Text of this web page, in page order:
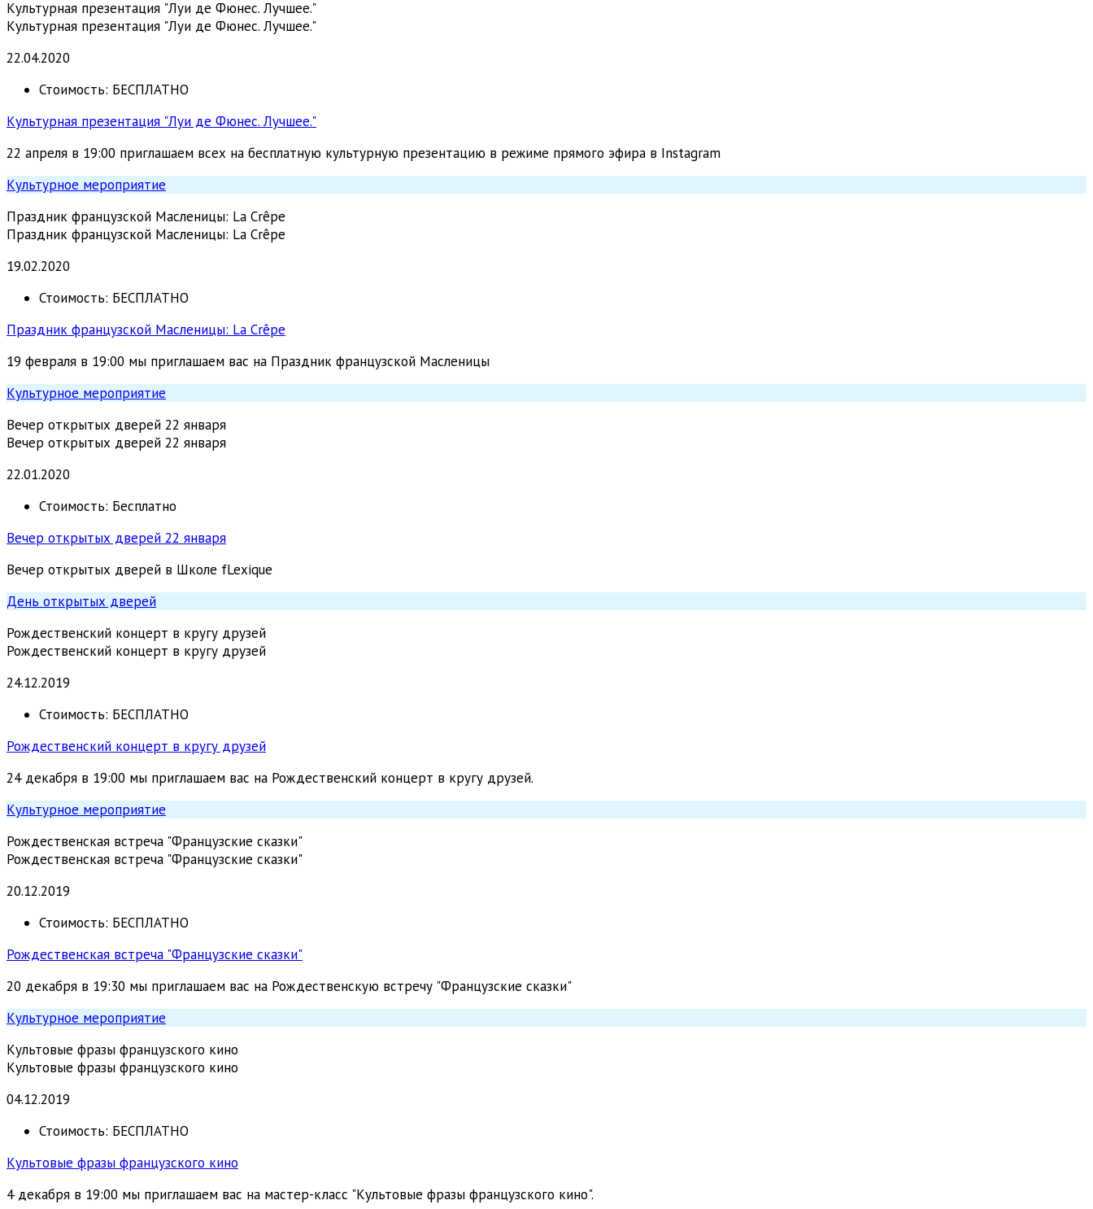
Культурная презентация "Луи де Фюнес. Лучшее."
Культурная презентация "Луи де Фюнес. Лучшее."
22.04.2020
Стоимость: БЕСПЛАТНО
Культурная презентация "Луи де Фюнес. Лучшее."
22 апреля в 19:00 приглашаем всех на бесплатную культурную презентацию в режиме прямого эфира в Instagram
Культурное мероприятие
Праздник французской Масленицы: La Crêpe
Праздник французской Масленицы: La Crêpe
19.02.2020
Стоимость: БЕСПЛАТНО
Праздник французской Масленицы: La Crêpe
19 февраля в 19:00 мы приглашаем вас на Праздник французской Масленицы
Культурное мероприятие
Вечер открытых дверей 22 января
Вечер открытых дверей 22 января
22.01.2020
Стоимость: Бесплатно
Вечер открытых дверей 22 января
Вечер открытых дверей в Школе fLexique
День открытых дверей
Рождественский концерт в кругу друзей
Рождественский концерт в кругу друзей
24.12.2019
Стоимость: БЕСПЛАТНО
Рождественский концерт в кругу друзей
24 декабря в 19:00 мы приглашаем вас на Рождественский концерт в кругу друзей.
Культурное мероприятие
Рождественская встреча "Французские сказки"
Рождественская встреча "Французские сказки"
20.12.2019
Стоимость: БЕСПЛАТНО
Рождественская встреча "Французские сказки"
20 декабря в 19:30 мы приглашаем вас на Рождественскую встречу "Французские сказки"
Культурное мероприятие
Культовые фразы французского кино
Культовые фразы французского кино
04.12.2019
Стоимость: БЕСПЛАТНО
Культовые фразы французского кино
4 декабря в 19:00 мы приглашаем вас на мастер-класс "Культовые фразы французского кино".